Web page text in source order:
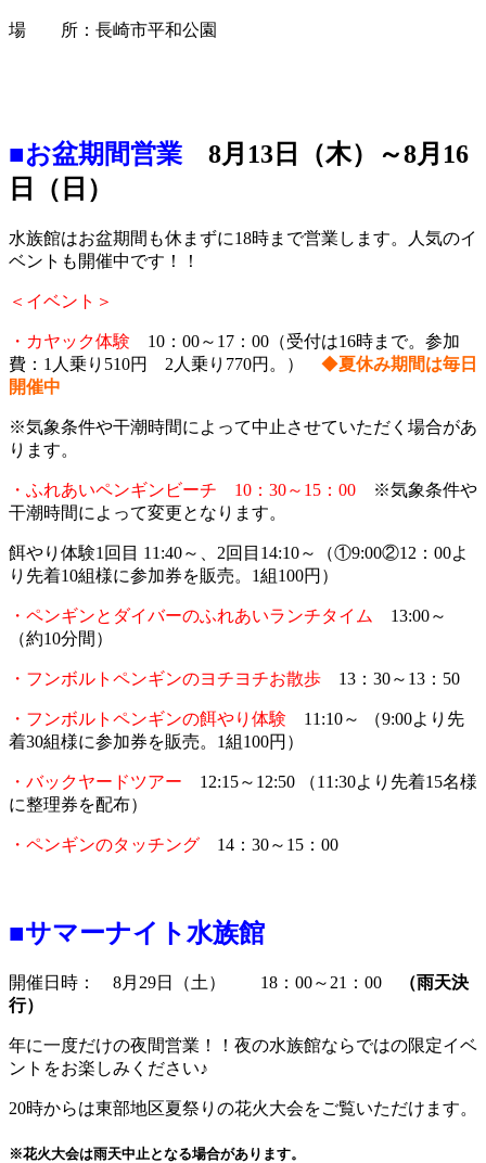
場 所：長崎市平和公園
■お盆期間営業
8月13日（木）～8月16
日（日）
水族館はお盆期間も休まずに18時まで営業します。人気のイ
ベントも開催中です！！
＜イベント＞
・カヤック体験 10：00～17：00（受付は16時まで。参加
費：1人乗り510円 2人乗り770円。） ◆夏休み期間は毎日
開催中
※気象条件や干潮時間によって中止させていただく場合があ
ります。
・ふれあいペンギンビーチ 10： 30～15：00
※気象条件や
干潮時間によって変更となります。
餌やり体験1回目 11:40～、2回目14:10～（①9:00②12：00よ
り先着10組様に参加券を販売。1組100円）
・ペンギンとダイバーのふれあいランチタイム
13:00～
（約10分間）
・フンボルトペンギンのヨチヨチお散歩 13：30～13：50
・フンボルトペンギンの餌やり体験 11:10～ （9:00より先
着30組様に参加券を販売。1組100円）
・バックヤードツアー 12:15～12:50 （11:30より先着15名様
に整理券を配布）
・ペンギンのタッチング 14：30～15：00
■サマーナイト水族館
開催日時： 8月29日（土） 18：00～21：00 （雨天決
行）
年に一度だけの夜間営業！！夜の水族館ならではの限定イベ
ントをお楽しみください♪
20時からは東部地区夏祭りの花火大会をご覧いただけます。
※花火大会は雨天中止となる場合があります。